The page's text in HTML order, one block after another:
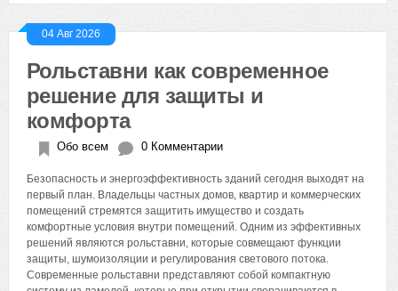
04 Авг 2026
Рольставни как современное
решение для защиты и
комфорта
Обо всем 0 Комментарии
Безопасность и энергоэффективность зданий сегодня выходят на
первый план. Владельцы частных домов, квартир и коммерческих
помещений стремятся защитить имущество и создать
комфортные условия внутри помещений. Одним из эффективных
решений являются рольставни, которые совмещают функции
защиты, шумоизоляции и регулирования светового потока.
Современные рольставни представляют собой компактную